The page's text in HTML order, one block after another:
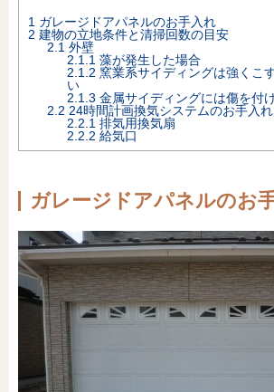
1 ガレージドアパネルのお手入れ
2 建物の立地条件と清掃回数の目安
2.1 外壁
2.1.1 藻が発生した場合
2.1.2 窯業系サイディングは強くこ
い
2.1.3 金属サイディングには傷を付
2.2 24時間計画換気システムのお手入れ
2.2.1 排気用換気扇
2.2.2 給気口
ガレージドアパネルのお